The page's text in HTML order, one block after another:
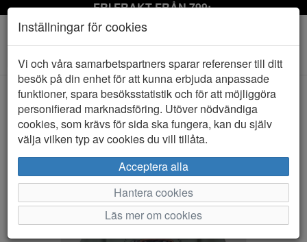
FRI FRAKT FRÅN 799:-
Toggle
navigation
HEM NAME IT
Inställningar för cookies
Vi och våra samarbetspartners sparar referenser till ditt
besök på din enhet för att kunna erbjuda anpassade
funktioner, spara besöksstatistik och för att möjliggöra
personifierad marknadsföring. Utöver nödvändiga
cookies, som krävs för sida ska fungera, kan du själv
välja vilken typ av cookies du vill tillåta.
Acceptera alla
Hantera cookies
Läs mer om cookies